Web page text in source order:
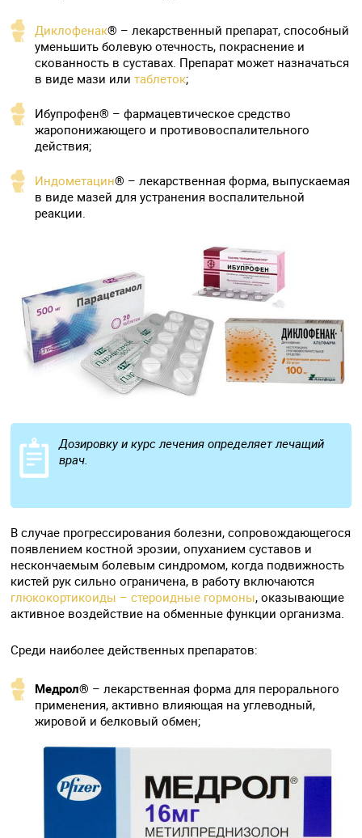
Диклофенак® – лекарственный препарат, способный
уменьшить болевую отечность, покраснение и
скованность в суставах. Препарат может назначаться
в виде мази илитаблеток;
Ибупрофен® – фармацевтическое средство
жаропонижающего и противовоспалительного
действия;
Индометацин® – лекарственная форма, выпускаемая
в виде мазей для устранения воспалительной
реакции.
Дозировку и курс лечения определяет лечащий
врач.
В случае прогрессирования болезни, сопровождающегося
появлением костной эрозии, опуханием суставов и
нескончаемым болевым синдромом, когда подвижность
кистей рук сильно ограничена, в работу включаются
глюкокортикоиды – стероидные гормоны, оказывающие
активное воздействие на обменные функции организма.
Среди наиболее действенных препаратов:
Медрол® – лекарственная форма для перорального
применения, активно влияющая на углеводный,
жировой и белковый обмен;